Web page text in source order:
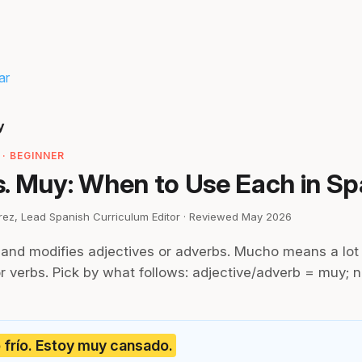
BEGINNER
Muy: When to Use Each in
Lead Spanish Curriculum Editor · Reviewed May 2026
modifies adjectives or adverbs. Mucho means a
verbs. Pick by what follows: adjective/adverb = muy;
frío. Estoy muy cansado.